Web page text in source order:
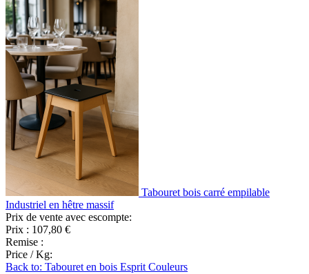
Tabouret bois carré empilable
Industriel en hêtre massif
Prix de vente avec escompte:
Prix : 107,80 €
Remise :
Price / Kg:
Back to: Tabouret en bois Esprit Couleurs